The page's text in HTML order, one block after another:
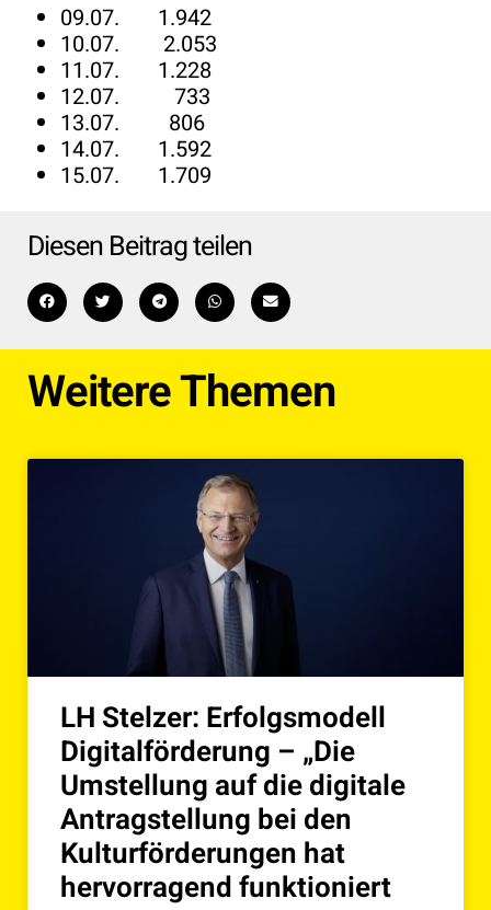
09.07. 1.942
10.07. 2.053
11.07. 1.228
12.07. 733
13.07. 806
14.07. 1.592
15.07. 1.709
Diesen Beitrag teilen
Weitere Themen
LH Stelzer: Erfolgsmodell
Digitalförderung – „Die
Umstellung auf die digitale
Antragstellung bei den
Kulturförderungen hat
hervorragend funktioniert